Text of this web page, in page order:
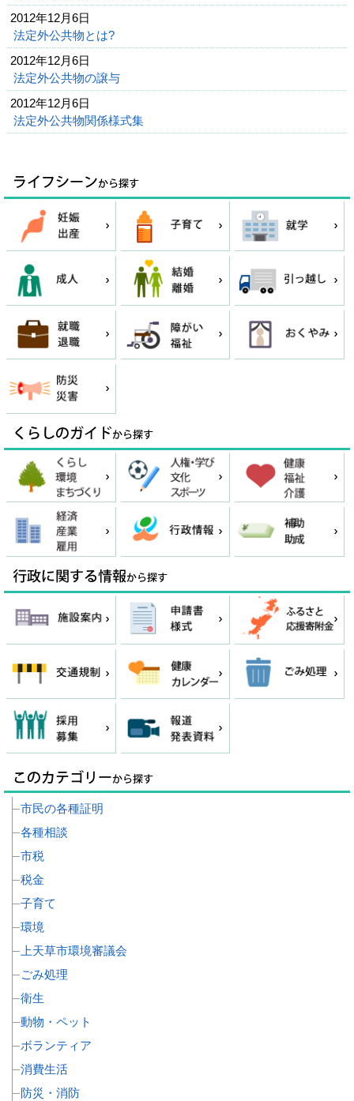
2012年12月6日
法定外公共物とは?
2012年12月6日
法定外公共物の譲与
2012年12月6日
法定外公共物関係様式集
市民の各種証明
各種相談
市税
税金
子育て
環境
上天草市環境審議会
ごみ処理
衛生
動物・ペット
ボランティア
消費生活
防災・消防